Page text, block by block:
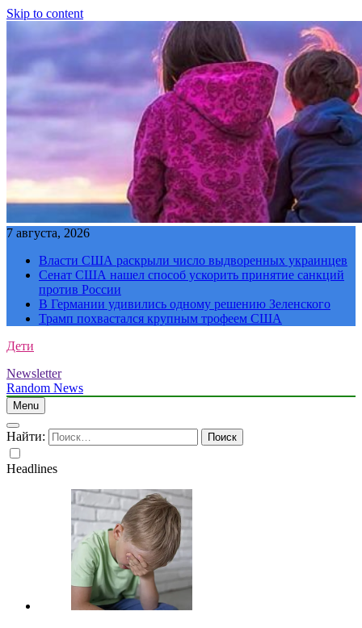
Skip to content
7 августа, 2026
Власти США раскрыли число выдворенных украинцев
Сенат США нашел способ ускорить принятие санкций
против России
В Германии удивились одному решению Зеленского
Трамп похвастался крупным трофеем США
Дети
Newsletter
Random News
Menu
Найти:
Headlines